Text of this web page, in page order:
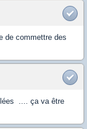
de commettre des
.... ça va être